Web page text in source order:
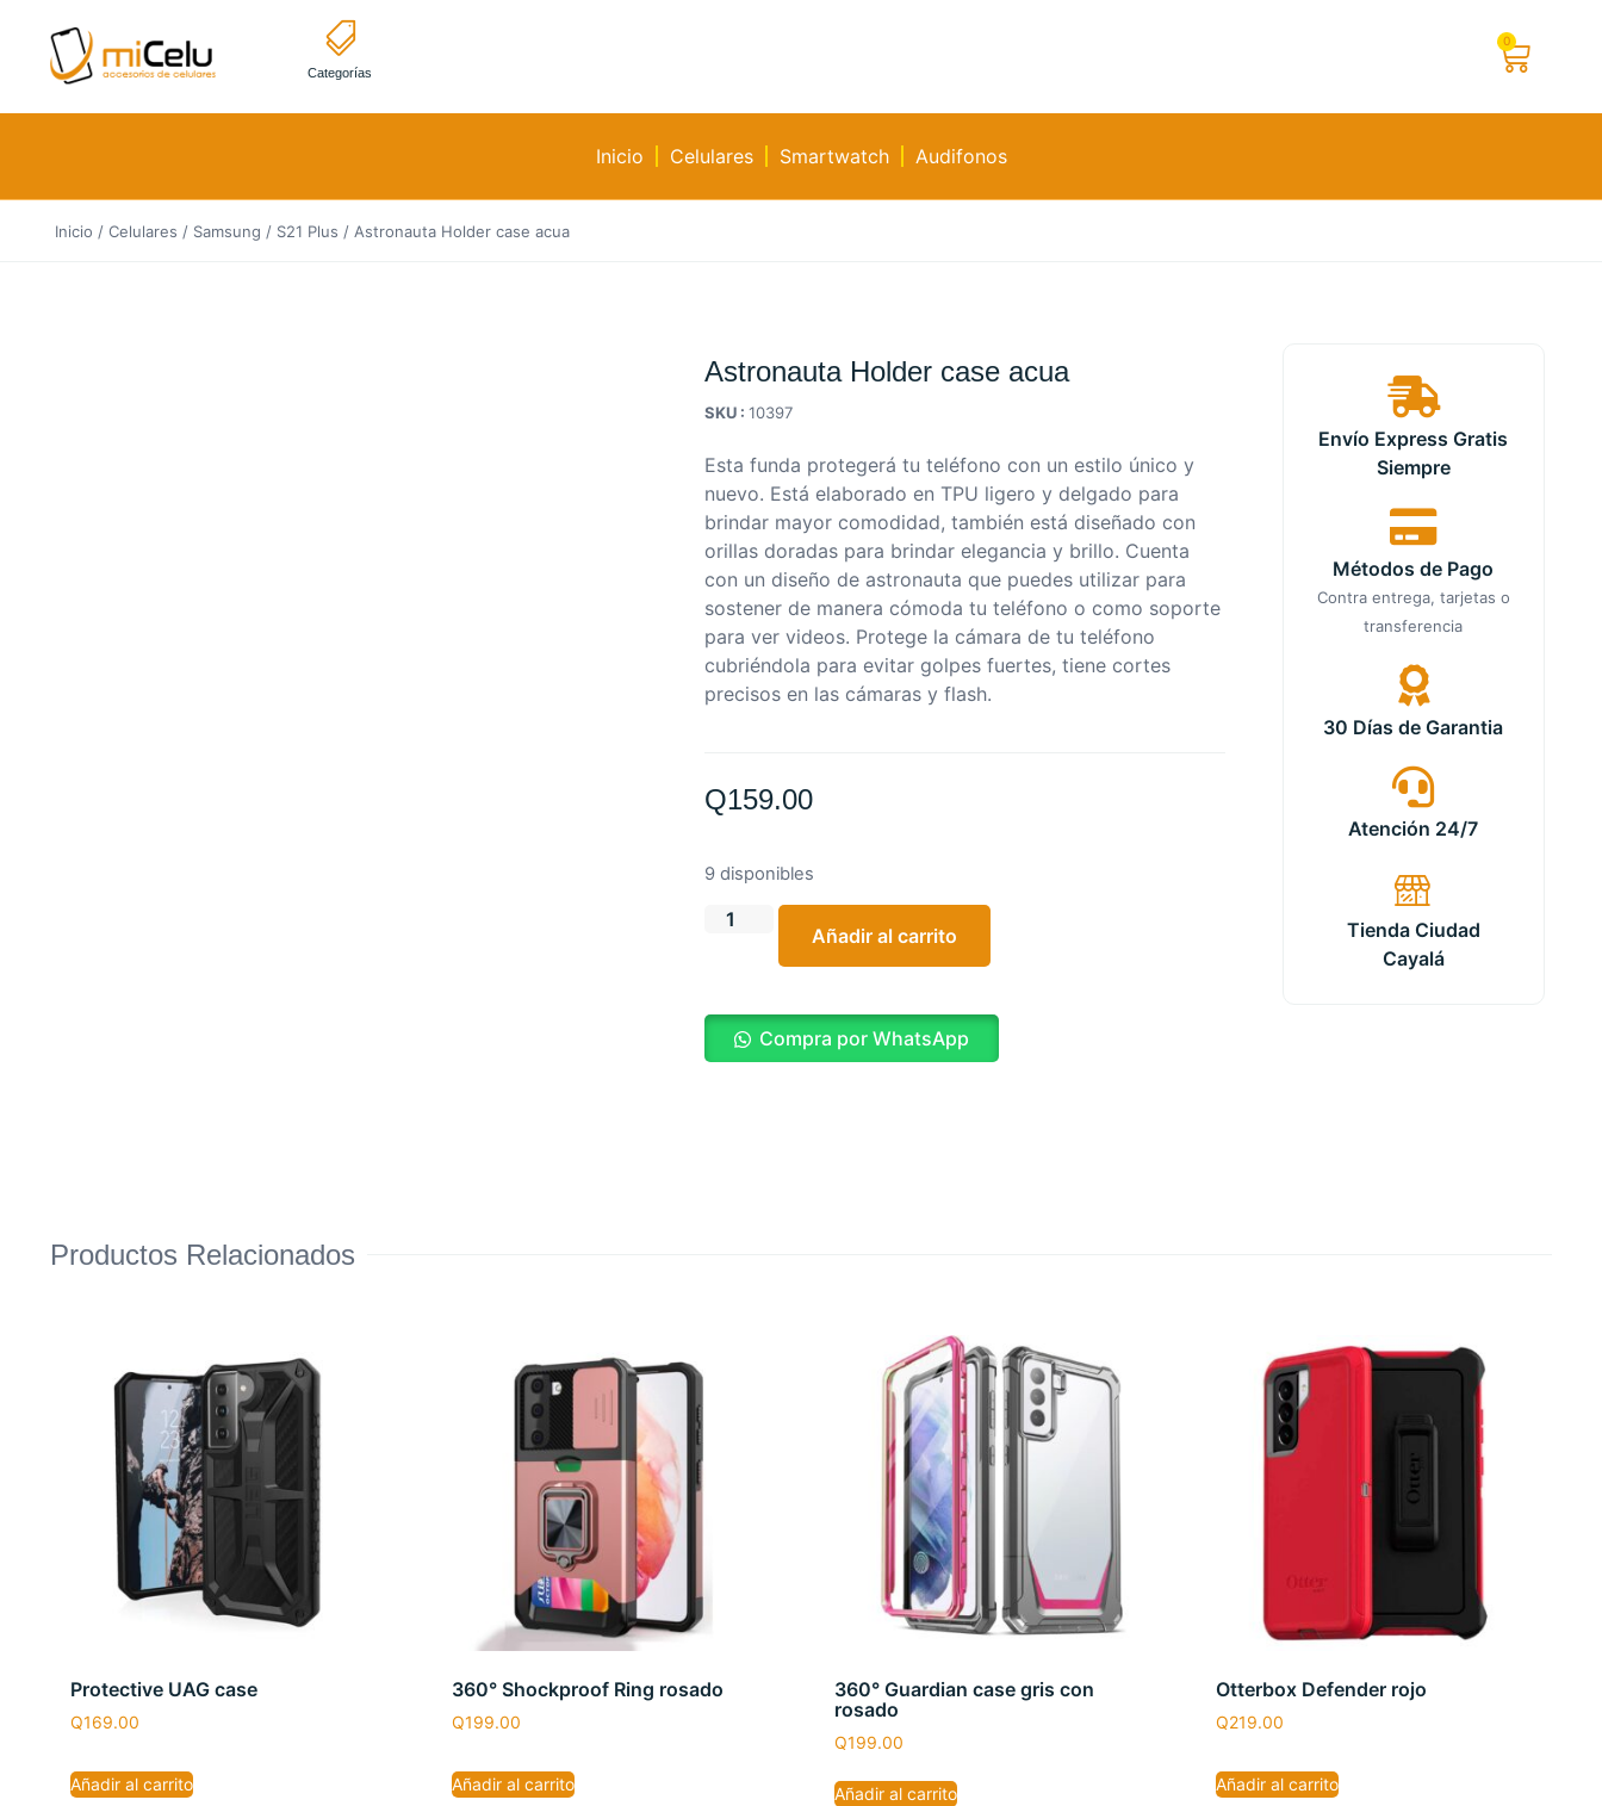
Categorías
0
Inicio Celulares Smartwatch Audifonos
Inicio / Celulares / Samsung / S21 Plus / Astronauta Holder case acua
Astronauta Holder case acua
SKU :10397
Esta funda protegerá tu teléfono con un estilo único y
nuevo. Está elaborado en TPU ligero y delgado para
brindar mayor comodidad, también está diseñado con
orillas doradas para brindar elegancia y brillo. Cuenta
con un diseño de astronauta que puedes utilizar para
sostener de manera cómoda tu teléfono o como soporte
para ver videos. Protege la cámara de tu teléfono
cubriéndola para evitar golpes fuertes, tiene cortes
precisos en las cámaras y flash.
Q159.00
9 disponibles
Añadir al carrito
Compra por WhatsApp
Envío Express Gratis
Siempre
Métodos de Pago
Contra entrega, tarjetas o
transferencia
30 Días de Garantia
Atención 24/7
Tienda Ciudad
Cayalá
Productos Relacionados
Protective UAG case
Q169.00
Añadir al carrito
360° Shockproof Ring rosado
Q199.00
Añadir al carrito
360° Guardian case gris con
rosado
Q199.00
Añadir al carrito
Otterbox Defender rojo
Q219.00
Añadir al carrito